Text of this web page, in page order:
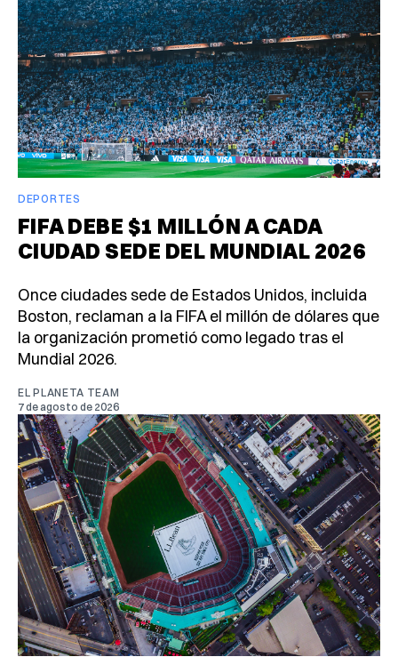
DEPORTES
FIFA DEBE $1 MILLÓN A CADA
CIUDAD SEDE DEL MUNDIAL 2026
Once ciudades sede de Estados Unidos, incluida
Boston, reclaman a la FIFA el millón de dólares que
la organización prometió como legado tras el
Mundial 2026.
EL PLANETA TEAM
7 de agosto de 2026